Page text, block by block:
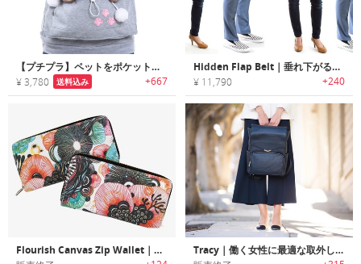
【プチプラ】ペットをポケットに入れて一緒にお出掛けできるパーカ
¥ 3,780 送料込み +667
Hidden Flap Belt｜垂れ下がる部分が全くないベルト
¥ 11,790 +240
Flourish Canvas Zip Wallet｜オーガニックフラワープリントキャンバスウォレット Tracy｜働く女性に最適な取外し式クラッチバッグ付きトートバッグ「トレイシー」